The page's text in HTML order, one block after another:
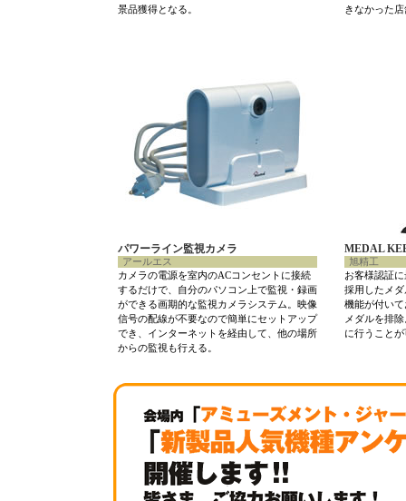
景品獲得となる。 きなかった
パワーライン監視カメラ
アールエス
カメラの電源を室内のACコンセントに接続
するだけで、自分のパソコン上で監視・録画
ができる画期的な監視カメラシステム。映像
信号の配線が不要なので簡単にセットアップ
でき、インターネットを経由して、他の場所
からの監視も行える。
MEDAL
旭精工
お客様認証
採用したメ
機能が付い
メダルを排
に行うこと